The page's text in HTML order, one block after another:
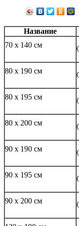
Название
70 x 140 см
80 x 190 см
80 x 195 см
80 x 200 см
90 x 190 см
90 x 195 см
90 x 200 см